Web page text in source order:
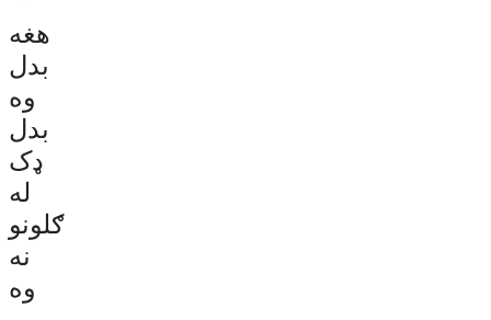
هغه
بدل
وه
بدل
ډک
له
ګلونو
نه
وه